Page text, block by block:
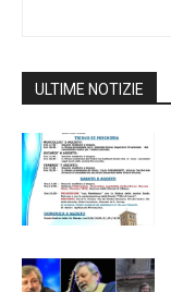
ULTIME NOTIZIE